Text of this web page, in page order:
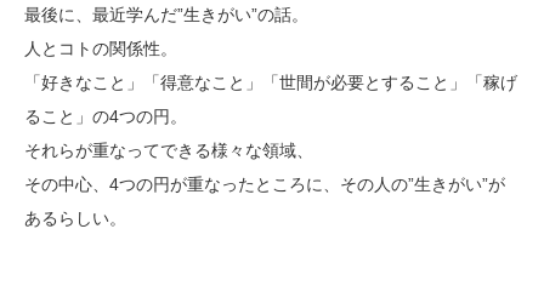
最後に、最近学んだ”生きがい”の話。
人とコトの関係性。
「好きなこと」「得意なこと」「世間が必要とすること」「稼げ
ること」の4つの円。
それらが重なってできる様々な領域、
その中心、4つの円が重なったところに、その人の”生きがい”が
あるらしい。